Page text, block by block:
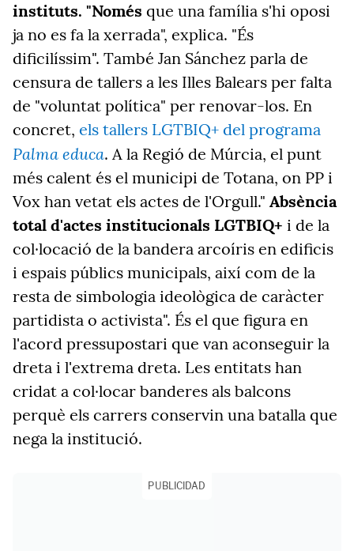
instituts. "Només que una família s'hi oposi
ja no es fa la xerrada", explica. "És
dificilíssim". També Jan Sánchez parla de
censura de tallers a les Illes Balears per falta
de "voluntat política" per renovar-los. En
concret, els tallers LGTBIQ+ del programa
Palma educa. A la Regió de Múrcia, el punt
més calent és el municipi de Totana, on PP i
Vox han vetat els actes de l'Orgull." Absència
total d'actes institucionals LGTBIQ+ i de la
col·locació de la bandera arcoíris en edificis
i espais públics municipals, així com de la
resta de simbologia ideològica de caràcter
partidista o activista". És el que figura en
l'acord pressupostari que van aconseguir la
dreta i l'extrema dreta. Les entitats han
cridat a col·locar banderes als balcons
perquè els carrers conservin una batalla que
nega la institució.
PUBLICIDAD